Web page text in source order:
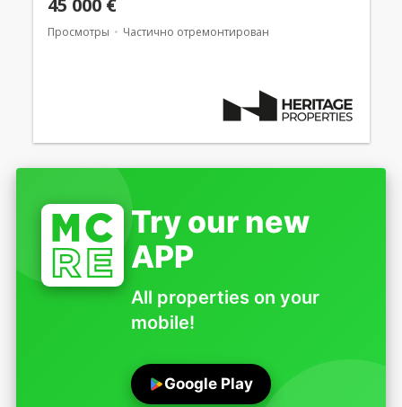
Просмотры Частично отремонтирован
Try our new
APP
All properties on your
mobile!
Google Play